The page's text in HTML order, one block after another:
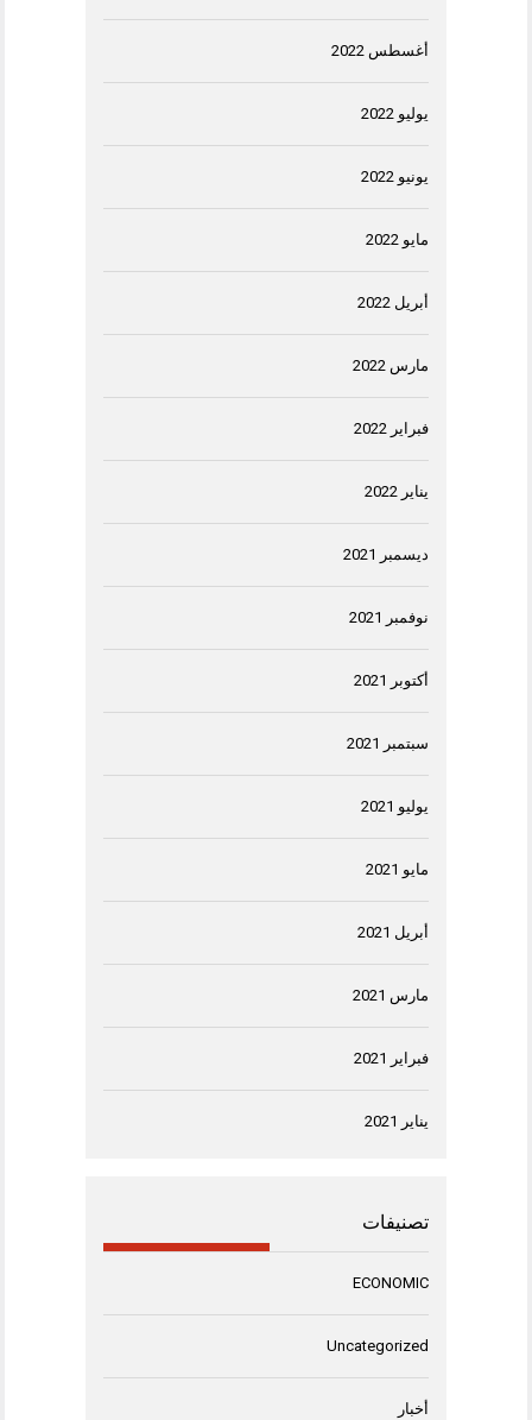
أغسطس 2022
يوليو 2022
يونيو 2022
مايو 2022
أبريل 2022
مارس 2022
فبراير 2022
يناير 2022
ديسمبر 2021
نوفمبر 2021
أكتوبر 2021
سبتمبر 2021
يوليو 2021
مايو 2021
أبريل 2021
مارس 2021
فبراير 2021
يناير 2021
تصنيفات
ECONOMIC
Uncategorized
أخبار